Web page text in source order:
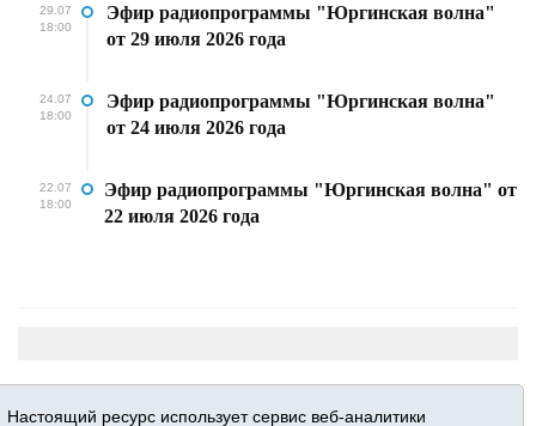
29.07
18:00
Эфир радиопрограммы "Юргинская волна"
от 29 июля 2026 года
24.07
18:00
Эфир радиопрограммы "Юргинская волна"
от 24 июля 2026 года
22.07
18:00
Эфир радиопрограммы "Юргинская волна" от
22 июля 2026 года
Настоящий ресурс использует сервис веб-аналитики